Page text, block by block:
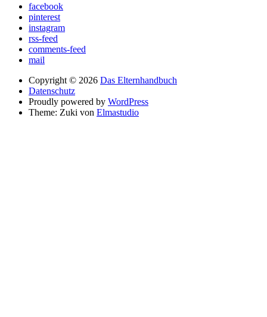
facebook
pinterest
instagram
rss-feed
comments-feed
mail
Copyright © 2026 Das Elternhandbuch
Datenschutz
Proudly powered by WordPress
Theme: Zuki von Elmastudio